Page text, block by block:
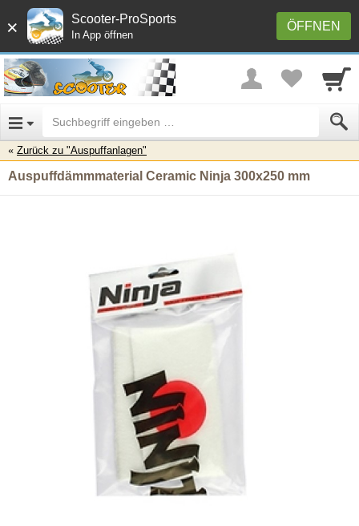
× ÖFFNEN
Scooter-ProSports
In App öffnen
Zurück zu "Auspuffanlagen"
Auspuffdämmmaterial Ceramic Ninja 300x250 mm